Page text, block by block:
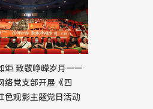
炬 致敬峥嵘岁月——
络党支部开展《四
色观影主题党日活动